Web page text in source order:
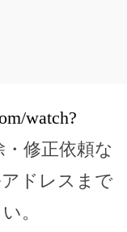
watch?
・修正依頼な
ドレスまで
。